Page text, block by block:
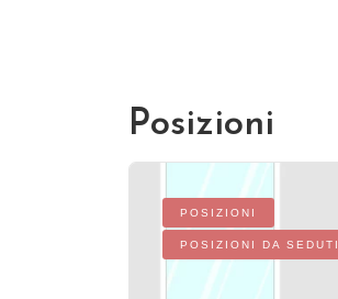
Posizioni
POSIZIONI
POSIZIONI DA SEDUTI